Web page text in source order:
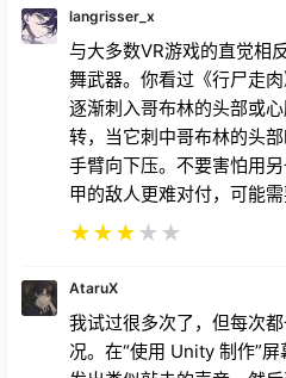
langrisser_x
与大多数VR游戏的直觉相
舞武器。你看过《行尸走
逐渐刺入哥布林的头部或
转，当它刺中哥布林的头
手臂向下压。不要害怕用
甲的敌人更难对付，可能需
★★★★ ★
AtaruX
我试过很多次了，但每次
况。在“使用 Unity 制作”